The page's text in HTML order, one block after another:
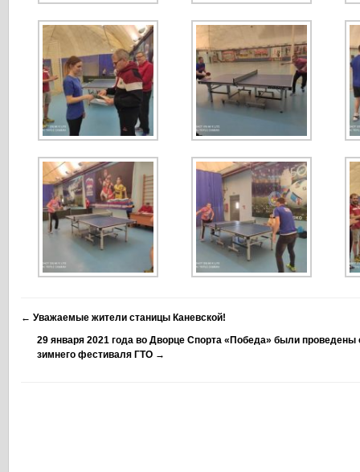
← Уважаемые жители станицы Каневской!
29 января 2021 года во Дворце Спорта «Победа» были проведены
зимнего фестиваля ГТО →